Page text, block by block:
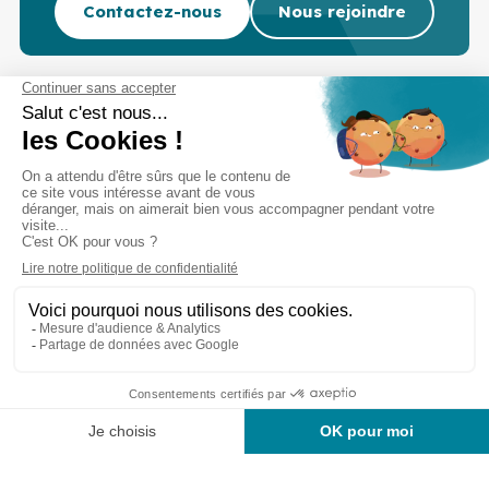
Contactez-nous Nous rejoindre
Cabinet d’experts-comptables commissaires aux
Services Secteurs
Recrutement
Actu